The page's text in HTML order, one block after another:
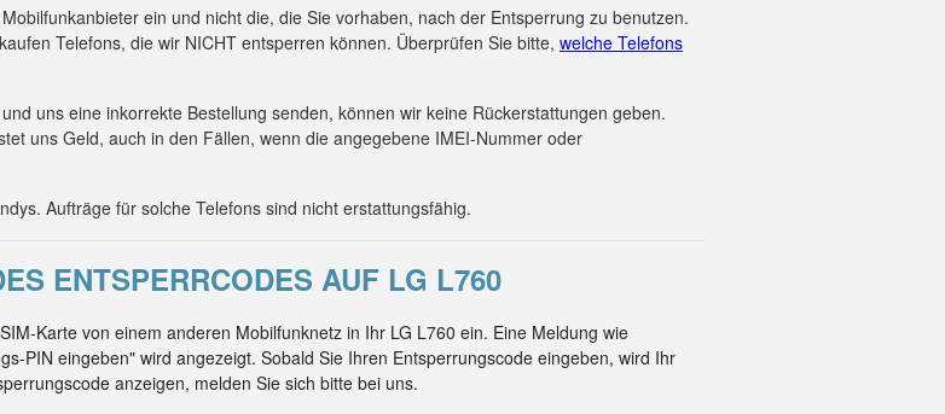
ein und nicht die, die Sie vorhaben, nach der Entsperrung zu benutzen.
Telefons, die wir NICHT entsperren können. Überprüfen Sie bitte, welche Telefons
uns eine inkorrekte Bestellung senden, können wir keine Rückerstattungen geben.
uns Geld, auch in den Fällen, wenn die angegebene IMEI-Nummer oder
Aufträge für solche Telefons sind nicht erstattungsfähig.
ENTSPERRCODES AUF LG L760
Karte von einem anderen Mobilfunknetz in Ihr LG L760 ein. Eine Meldung wie
PIN eingeben" wird angezeigt. Sobald Sie Ihren Entsperrungscode eingeben, wird Ihr
anzeigen, melden Sie sich bitte bei uns.